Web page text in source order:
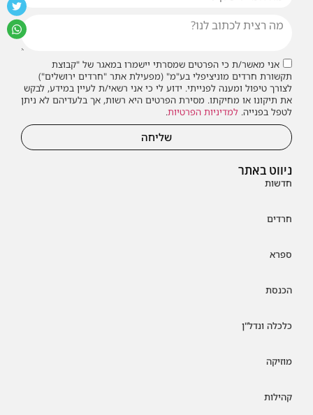
ניווט באתר
חדשות
חרדים
ספרא
הכנסת
כלכלה ונדל"ן
מוזיקה
קהילות
אני מאשר/ת כי הפרטים שמסרתי יישמרו במאגר של "קבוצת
תקשורת חרדים מוניציפלי בע"מ" (מפעילת אתר "חרדים ירושלים")
לצורך טיפול ומענה לפנייתי. ידוע לי כי אני רשאי/ת לעיין במידע, לבקש
את תיקונו או מחיקתו. מסירת הפרטים היא רשות, אך בלעדיהם לא ניתן
לטפל בפנייה. למדיניות הפרטיות.
שליחה